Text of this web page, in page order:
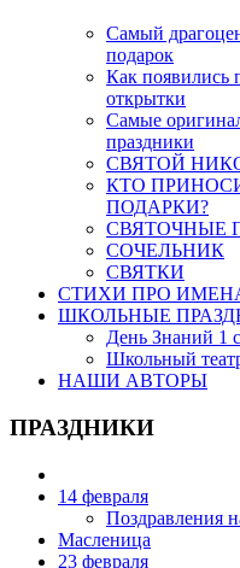
Самый
подарок
Как появились
открытки
Самые
праздники
СВЯТОЙ
КТО
ПОДАРКИ?
СВЯТОЧНЫЕ
СОЧЕЛЬНИК
СВЯТКИ
СТИХИ ПРО
ШКОЛЬНЫЕ
День Знаний 1
Школьный
НАШИ АВТОРЫ
ПРАЗДНИКИ
14 февраля
Поздравления
Масленица
23 февраля